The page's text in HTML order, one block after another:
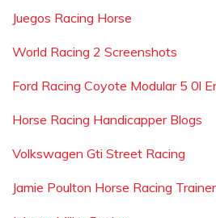
Juegos Racing Horse
World Racing 2 Screenshots
Ford Racing Coyote Modular 5 0l
Horse Racing Handicapper Blogs
Volkswagen Gti Street Racing
Jamie Poulton Horse Racing Trainer